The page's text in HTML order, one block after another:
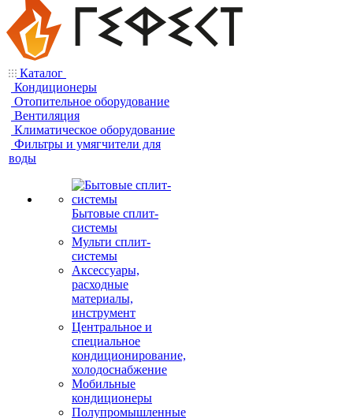
Каталог
Кондиционеры
Отопительное оборудование
Вентиляция
Климатическое оборудование
Фильтры и умягчители для
воды
Бытовые сплит-
системы
Мульти сплит-
системы
Аксессуары,
расходные
материалы,
инструмент
Центральное и
специальное
кондиционирование,
холодоснабжение
Мобильные
кондиционеры
Полупромышленные